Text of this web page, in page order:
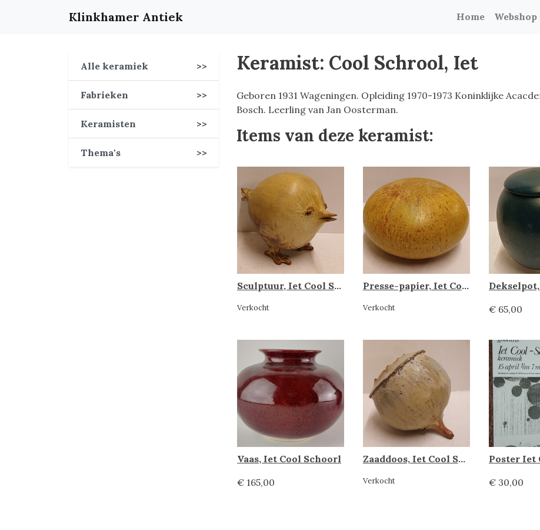
Klinkhamer Antiek Home Webshop
Alle keramiek >>
Fabrieken >>
Keramisten >>
Thema's >>
Keramist: Cool Schrool, Iet
Geboren 1931 Wageningen. Opleiding 1970-1973 Koninklijke
Bosch. Leerling van Jan Oosterman.
Items van deze keramist:
Sculptuur, Iet Cool Schrool
Verkocht
Presse-papier, Iet Cool Schrool
Verkocht
€ 65,00
Vaas, Iet Cool Schoorl
€ 165,00
Zaaddoos, Iet Cool Schrool
Verkocht
€ 30,00